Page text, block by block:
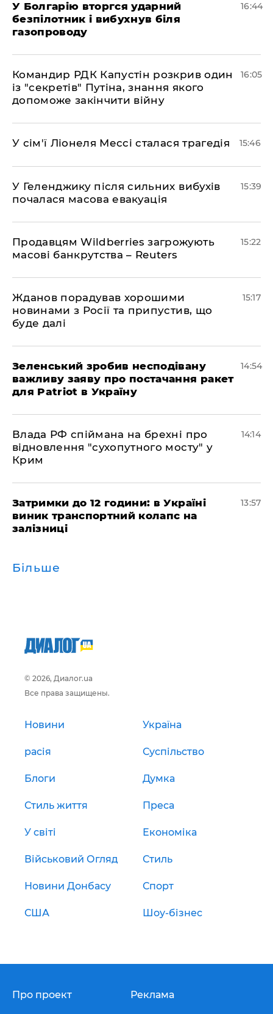
У Болгарію вторгся ударний
безпілотник і вибухнув біля
газопроводу
16:44
Командир РДК Капустін розкрив один
із "секретів" Путіна, знання якого
допоможе закінчити війну
16:05
У сім'ї Ліонеля Мессі сталася трагедія 15:46
У Геленджику після сильних вибухів
почалася масова евакуація
15:39
Продавцям Wildberries загрожують
масові банкрутства – Reuters
15:22
Жданов порадував хорошими
новинами з Росії та припустив, що
буде далі
15:17
Зеленський зробив несподівану
важливу заяву про постачання ракет
для Patriot в Україну
14:54
Влада РФ спіймана на брехні про
відновлення "сухопутного мосту" у
Крим
14:14
Затримки до 12 години: в Україні
виник транспортний колапс на
залізниці
13:57
Більше
© 2026, Диалог.ua
Все права защищены.
Новини Україна
расія Суспільство
Блоги Думка
Стиль життя Преса
У світі Економіка
Військовий Огляд Стиль
Новини Донбасу Спорт
США Шоу-бізнес
Про проект Реклама